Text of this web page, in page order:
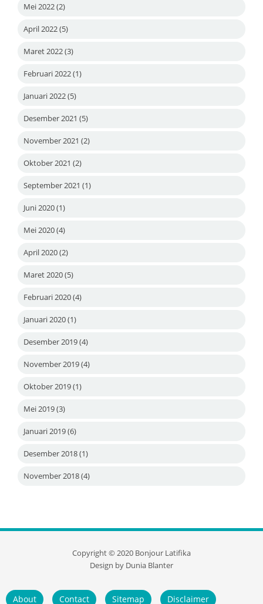
Mei 2022(2)
April 2022(5)
Maret 2022(3)
Februari 2022(1)
Januari 2022(5)
Desember 2021 (5)
November 2021 (2)
Oktober 2021 (2)
September 2021 (1)
Juni 2020(1)
Mei 2020(4)
April 2020(2)
Maret 2020(5)
Februari 2020(4)
Januari 2020(1)
Desember 2019(4)
November 2019(4)
Oktober 2019(1)
Mei 2019(3)
Januari 2019(6)
Desember 2018(1)
November 2018(4)
Copyright ©2020 Bonjour Latifika
Design by Dunia Blanter
About Contact Sitemap Disclaimer